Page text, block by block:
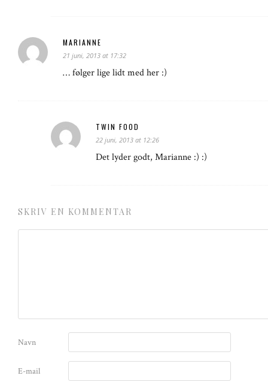
MARIANNE
21 juni, 2013 at 17:32
… følger lige lidt med her :)
TWIN FOOD
22 juni, 2013 at 12:26
Det lyder godt, Marianne :) :)
SKRIV EN KOMMENTAR
Navn
E-mail